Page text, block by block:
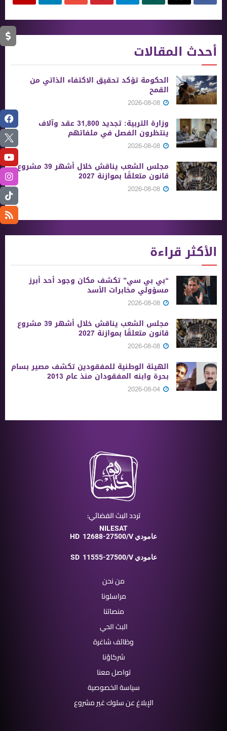
أحدث المقالات
الحكومة تؤكد تحقيق الاكتفاء الذاتي من
القمح
وزارة التربية: تجديد 31,800 عقد وآلاف
ينتظرون الفصل في ملفاتهم
مجلس الشعب يناقش خلال أشهر 39 مشروع
قانون متعلقًا بموازنة 2027
الأكثر قراءة
“بي بي سي” تكشف مكان وجود أحد أبرز
مسؤولي مخابرات الأسد
مجلس الشعب يناقش خلال أشهر 39 مشروع
قانون متعلقًا بموازنة 2027
الهيئة الوطنية للمفقودين تكشف مصير بسام
بحرة وابنه المفقودان منذ عام 2013
تردد البث الفضائي:
NILESAT
HD
12688-27500/V عامودي
SD 11555-27500/V عامودي
من نحن
مراسلونا
منصاتنا
البث الحي
وظائف شاغرة
شركاؤنا
تواصل معنا
سياسة الخصوصية
الإبلاغ عن سلوك غير مشروع